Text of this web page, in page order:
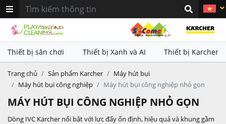
Thiết bị sân chơi Thiết bị Xanh và AI Thiết bị Karcher
thiết bị làm sạch Karcher nhằm
mang lại hiệu quả vệ sinh vượt
trội
thiết bị làm sạch Karcher nhằm
mang lại hiệu quả vệ sinh vượt
trội
Trang chủ Sản phẩm Karcher
Máy hút bụi
Máy hút bụi công nghiệp
Máy hút bụi công nghiệp nhỏ gọn
MÁY HÚT BỤI CÔNG NGHIỆP NHỎ GỌN
Dòng IVC Kärcher nổi bật với lực đẩy ổn định, hiệu quả và khung gầm